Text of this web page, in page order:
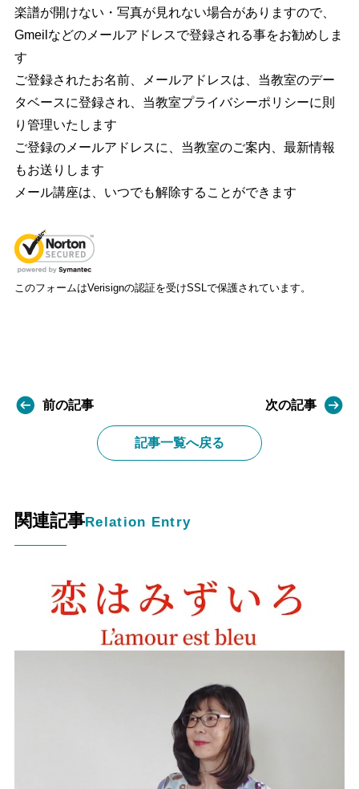
楽譜が開けない・写真が見れない場合がありますので、
Gmeilなどのメールアドレスで登録される事をお勧めしま
す
ご登録されたお名前、メールアドレスは、当教室のデー
タベースに登録され、当教室プライバシーポリシーに則
り管理いたします
ご登録のメールアドレスに、当教室のご案内、最新情報
もお送りします
メール講座は、いつでも解除することができます
このフォームはVerisignの認証を受けSSLで保護されています。
前の記事
記事一覧へ戻る
次の記事
関連記事Relation Entry